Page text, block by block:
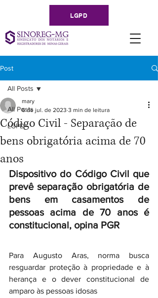
LGPD
Post
All Posts
LGPD
All Posts
Código Civil - Separação de
bens obrigatória acima de 70
anos
mary
6 de jul. de 2023 3 min de leitura
Dispositivo do Código Civil que
prevê separação obrigatória de
bens em casamentos de
pessoas acima de 70 anos é
constitucional, opina PGR
Para Augusto Aras, norma busca
resguardar proteção à propriedade e à
herança e o dever constitucional de
amparo às pessoas idosas